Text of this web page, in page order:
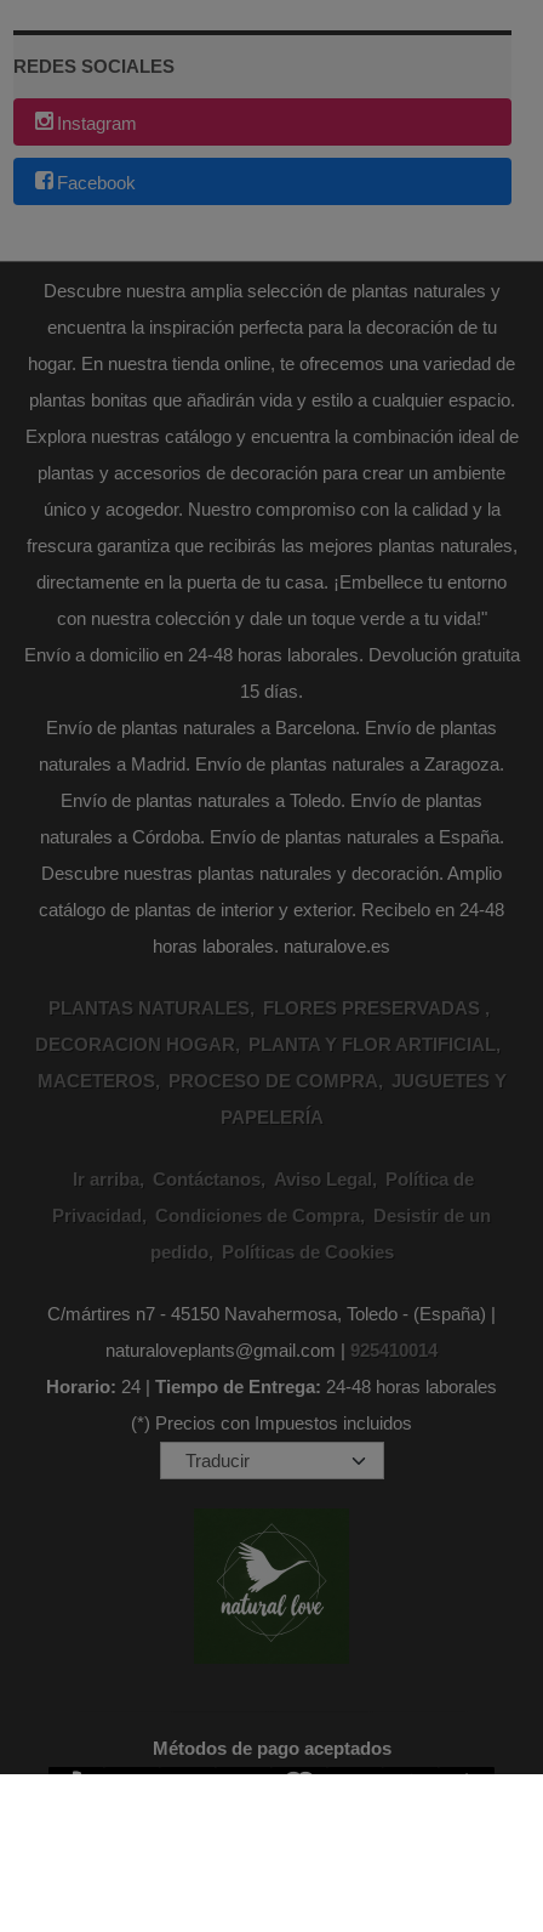
REDES SOCIALES
Instagram
Facebook
Descubre nuestra amplia selección de plantas naturales y
encuentra la inspiración perfecta para la decoración de tu
hogar. En nuestra tienda online, te ofrecemos una variedad de
plantas bonitas que añadirán vida y estilo a cualquier espacio.
Explora nuestras catálogo y encuentra la combinación ideal de
plantas y accesorios de decoración para crear un ambiente
único y acogedor. Nuestro compromiso con la calidad y la
frescura garantiza que recibirás las mejores plantas naturales,
directamente en la puerta de tu casa. ¡Embellece tu entorno
con nuestra colección y dale un toque verde a tu vida!"
Envío a domicilio en 24-48 horas laborales. Devolución gratuita
15 días.
Envío de plantas naturales a Barcelona. Envío de plantas
naturales a Madrid. Envío de plantas naturales a Zaragoza.
Envío de plantas naturales a Toledo. Envío de plantas
naturales a Córdoba. Envío de plantas naturales a España.
Descubre nuestras plantas naturales y decoración. Amplio
catálogo de plantas de interior y exterior. Recibelo en 24-48
horas laborales. naturalove.es
PLANTAS NATURALES
FLORES PRESERVADAS
DECORACION HOGAR
PLANTA Y FLOR ARTIFICIAL
MACETEROS
PROCESO DE COMPRA
JUGUETES Y
PAPELERÍA
Ir arriba Contáctanos Aviso Legal
Política de
Privacidad
Condiciones de Compra
Desistir de un
pedido
Políticas de Cookies
C/mártires n7 - 45150 Navahermosa, Toledo - (España) |
naturaloveplants@gmail.com | 925410014
Horario: 24 | Tiempo de Entrega: 24-48 horas laborales
(*) Precios con Impuestos incluidos
Métodos de pago aceptados